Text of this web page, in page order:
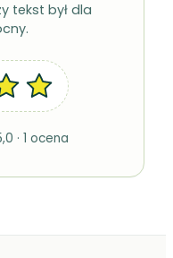
tekst był dla
· 1 ocena